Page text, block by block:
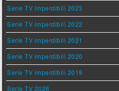
Serie TV imperdibili 2023
Serie TV imperdibili 2022
Serie TV imperdibili 2021
Serie TV imperdibili 2020
Serie TV imperdibili 2019
Serie TV 2026